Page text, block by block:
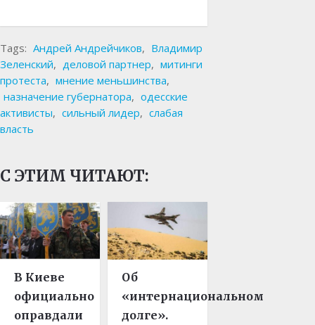
Tags: Андрей Андрейчиков, Владимир
Зеленский, деловой партнер, митинги
протеста, мнение меньшинства,
назначение губернатора, одесские
активисты, сильный лидер, слабая
власть
С ЭТИМ ЧИТАЮТ:
В Киеве
официально
оправдали
Об
«интернациональном
долге».